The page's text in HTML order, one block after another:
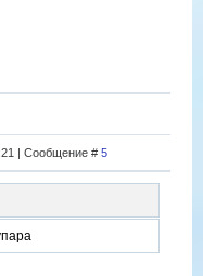
| Сообщение # 5